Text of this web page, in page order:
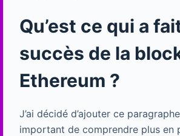
Qu’est ce qui a
succès de la
Ethereum ?
J’ai décidé d’ajouter ce
important de comprendre plus en